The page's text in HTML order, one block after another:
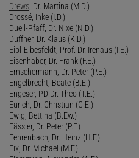
Drews, Dr. Martina (M.D.)
Drossé, Inke (I.D.)
Duell-Pfaff, Dr. Nixe (N.D.)
Duffner, Dr. Klaus (K.D.)
Eibl-Eibesfeldt, Prof. Dr. Irenäus (I.E.)
Eisenhaber, Dr. Frank (F.E.)
Emschermann, Dr. Peter (P.E.)
Engelbrecht, Beate (B.E.)
Engeser, PD Dr. Theo (T.E.)
Eurich, Dr. Christian (C.E.)
Ewig, Bettina (B.Ew.)
Fässler, Dr. Peter (P.F.)
Fehrenbach, Dr. Heinz (H.F.)
Fix, Dr. Michael (M.F.)